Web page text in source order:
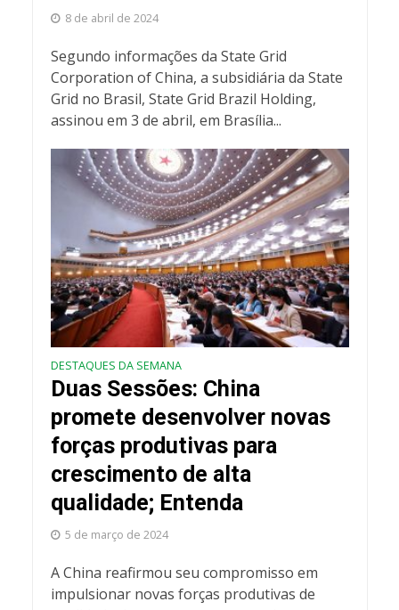
8 de abril de 2024
Segundo informações da State Grid
Corporation of China, a subsidiária da State
Grid no Brasil, State Grid Brazil Holding,
assinou em 3 de abril, em Brasília...
DESTAQUES DA SEMANA
Duas Sessões: China
promete desenvolver novas
forças produtivas para
crescimento de alta
qualidade; Entenda
5 de março de 2024
A China reafirmou seu compromisso em
impulsionar novas forças produtivas de